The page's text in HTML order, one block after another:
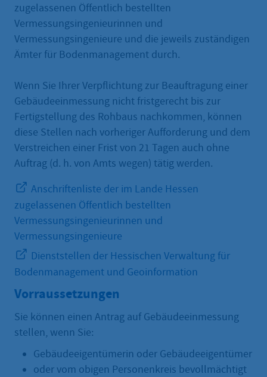
zugelassenen Öffentlich bestellten
Vermessungsingenieurinnen und
Vermessungsingenieure und die jeweils zuständigen
Ämter für Bodenmanagement durch.
Wenn Sie Ihrer Verpflichtung zur Beauftragung einer
Gebäudeeinmessung nicht fristgerecht bis zur
Fertigstellung des Rohbaus nachkommen, können
diese Stellen nach vorheriger Aufforderung und dem
Verstreichen einer Frist von 21 Tagen auch ohne
Auftrag (d. h. von Amts wegen) tätig werden.
Anschriftenliste der im Lande Hessen
zugelassenen Öffentlich bestellten
Vermessungsingenieurinnen und
Vermessungsingenieure
Dienststellen der Hessischen Verwaltung für
Bodenmanagement und Geoinformation
Vorraussetzungen
Sie können einen Antrag auf Gebäudeeinmessung
stellen, wenn Sie:
Gebäudeeigentümerin oder Gebäudeeigentümer
oder vom obigen Personenkreis bevollmächtigt